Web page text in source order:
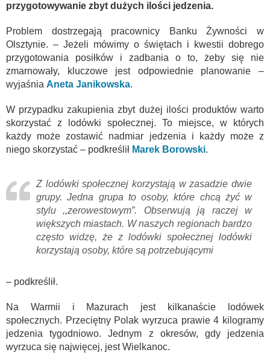
przygotowywanie zbyt dużych ilości jedzenia.
Problem dostrzegają pracownicy Banku Żywności w
Olsztynie. – Jeżeli mówimy o świętach i kwestii dobrego
przygotowania posiłków i zadbania o to, żeby się nie
zmarnowały, kluczowe jest odpowiednie planowanie –
wyjaśnia Aneta Janikowska.
W przypadku zakupienia zbyt dużej ilości produktów warto
skorzystać z lodówki społecznej. To miejsce, w których
każdy może zostawić nadmiar jedzenia i każdy może z
niego skorzystać – podkreślił Marek Borowski.
Z lodówki społecznej korzystają w zasadzie dwie
grupy. Jedna grupa to osoby, które chcą żyć w
stylu ,,zerowestowym”. Obserwują ją raczej w
większych miastach. W naszych regionach bardzo
często widzę, że z lodówki społecznej lodówki
korzystają osoby, które są potrzebującymi
– podkreślił.
Na Warmii i Mazurach jest kilkanaście lodówek
społecznych. Przeciętny Polak wyrzuca prawie 4 kilogramy
jedzenia tygodniowo. Jednym z okresów, gdy jedzenia
wyrzuca się najwięcej, jest Wielkanoc.